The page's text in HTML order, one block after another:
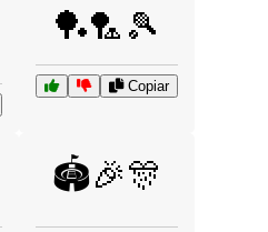
🏓🏸🎾
Copiar
🏟️🎉🎊